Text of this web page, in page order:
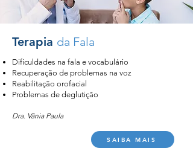
Terapia da Fala
Dificuldades na fala e vocabulário
Recuperação de problemas na voz
Reabilitação orofacial
Problemas de deglutição
Dra. Vânia Paula
SAIBA MAIS